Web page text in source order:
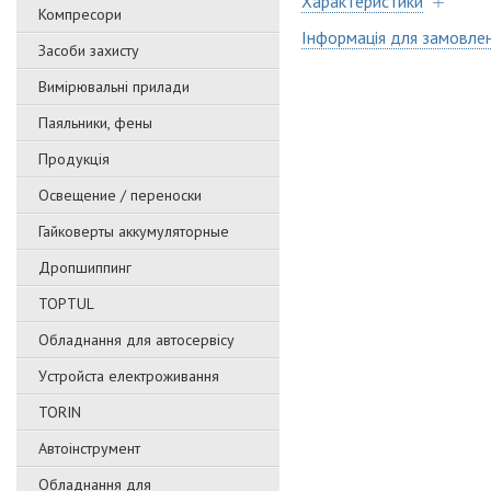
Компресори
Засоби захисту
Вимірювальні прилади
Паяльники, фены
Продукція
Освещение / переноски
Гайковерты аккумуляторные
Дропшиппинг
TOPTUL
Обладнання для автосервісу
Уcтpoйстa елeктpoживання
TORIN
Автоінструмент
Обладнання для
Інформація для